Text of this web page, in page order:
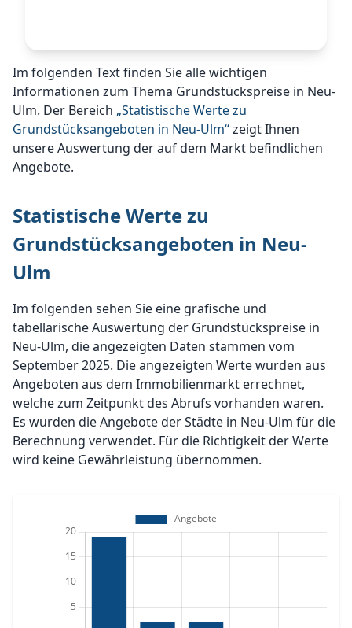
Im folgenden Text finden Sie alle wichtigen
Informationen zum Thema Grundstückspreise in Neu-
Ulm. Der Bereich „Statistische Werte zu
Grundstücksangeboten in Neu-Ulm“zeigt Ihnen
unsere Auswertung der auf dem Markt befindlichen
Angebote.
Statistische Werte zu
Grundstücksangeboten in Neu-
Ulm
Im folgenden sehen Sie eine grafische und
tabellarische Auswertung der Grundstückspreise in
Neu-Ulm, die angezeigten Daten stammen vom
September 2025. Die angezeigten Werte wurden aus
Angeboten aus dem Immobilienmarkt errechnet,
welche zum Zeitpunkt des Abrufs vorhanden waren.
Es wurden die Angebote der Städte in Neu-Ulm für die
Berechnung verwendet. Für die Richtigkeit der Werte
wird keine Gewährleistung übernommen.